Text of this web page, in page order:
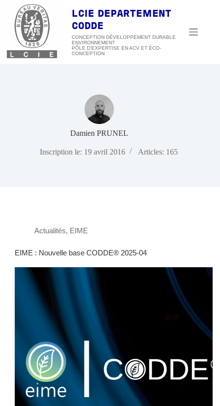
contenu
LCIE DEPARTEMENT
CODDE
CONCEPTION DÉVELOPPEMENT DURABLE
ENVIRONNEMENT
Damien PRUNEL
Inscription le: 19 avril 2016 Articles: 165
Actualités, EIME
EIME : Nouvelle base CODDE® 2025-04